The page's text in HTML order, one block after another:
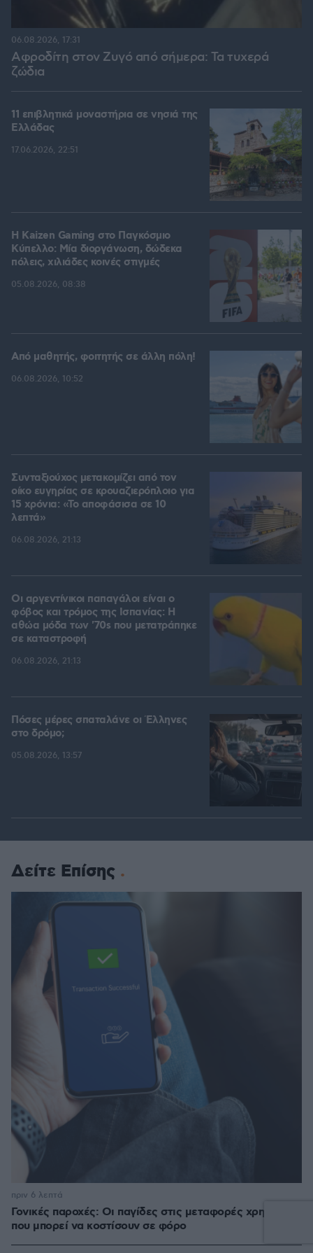
Αφροδίτη στον Ζυγό από σήμερα: Τα τυχερά
ζώδια
06.08.2026, 17:31
11 επιβλητικά μοναστήρια σε νησιά της
Ελλάδας
17.06.2026, 22:51
H Kaizen Gaming στο Παγκόσμιο
Kύπελλο: Μία διοργάνωση, δώδεκα
πόλεις, χιλιάδες κοινές στιγμές
05.08.2026, 08:38
Από μαθητής, φοιτητής σε άλλη πόλη!
06.08.2026, 10:52
Συνταξιούχος μετακομίζει από τον
οίκο ευγηρίας σε κρουαζιερόπλοιο για
15 χρόνια: «Το αποφάσισα σε 10
λεπτά»
06.08.2026, 21:13
Οι αργεντίνικοι παπαγάλοι είναι ο
φόβος και τρόμος της Ισπανίας: Η
αθώα μόδα των '70s που μετατράπηκε
σε καταστροφή
06.08.2026, 21:13
Πόσες μέρες σπαταλάνε οι Έλληνες
στο δρόμο;
05.08.2026, 13:57
Δείτε Επίσης
Γονικές παροχές: Οι παγίδες στις μεταφορές χρημάτων
που μπορεί να κοστίσουν σε φόρο
πριν 6 λεπτά